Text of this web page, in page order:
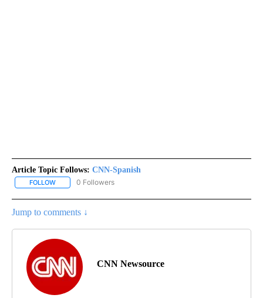
Article Topic Follows: CNN-Spanish
FOLLOW FOLLOW "CNN-SPANISH" TO RECEIVE NOTIFICATIONS ABOUT
0 Followers
Jump to comments ↓
CNN Newsource